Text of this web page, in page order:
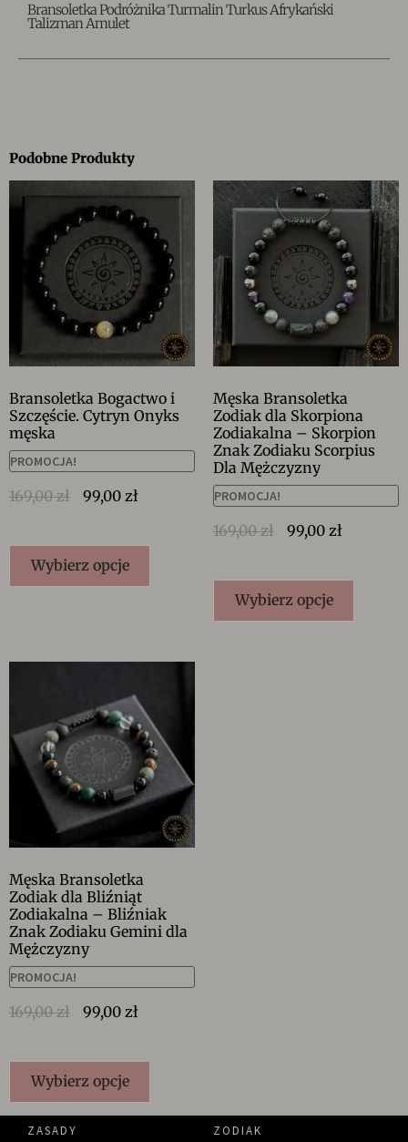
Bransoletka Podróżnika Turmalin Turkus Afrykański
Talizman Amulet
Podobne Produkty
Bransoletka Bogactwo i
Szczęście. Cytryn Onyks
męska
PROMOCJA!
169,00zł 99,00 zł
Wybierz opcje
Męska Bransoletka
Zodiak dla Skorpiona
Zodiakalna – Skorpion
Znak Zodiaku Scorpius
Dla Mężczyzny
PROMOCJA!
169,00zł 99,00 zł
Wybierz opcje
Męska Bransoletka
Zodiak dla Bliźniąt
Zodiakalna – Bliźniak
Znak Zodiaku Gemini dla
Mężczyzny
PROMOCJA!
169,00zł 99,00 zł
Wybierz opcje
ZASADY ZODIAK